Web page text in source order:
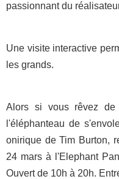
passionnant du
Une visite interactive
les grands.
Alors si vous rêvez
l'éléphanteau de
onirique de Tim Burton,
24 mars à l'Elephant
Ouvert de 10h à 20h.